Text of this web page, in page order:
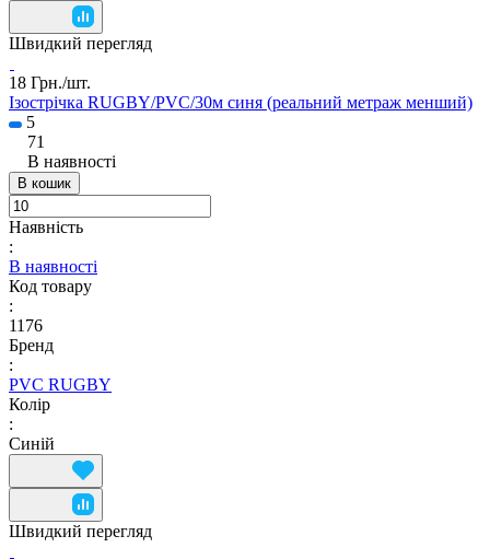
Швидкий перегляд
18 Грн./шт.
Ізострічка RUGBY/PVC/30м синя (реальний метраж менший)
5
71
В наявності
В кошик
Наявність
:
В наявності
Код товару
:
1176
Бренд
:
PVC RUGBY
Колір
:
Синій
Швидкий перегляд